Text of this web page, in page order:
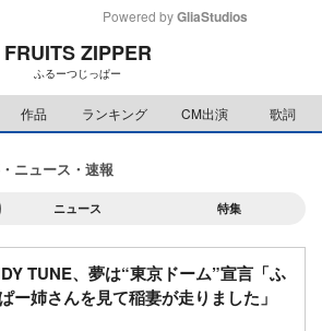
e
Powered by GliaStudios
FRUITS ZIPPER
ふるーつじっぱー
作品 ランキング CM出演 歌詞
ニュース・速報
ニュース 特集
TUNE、夢は“東京ドーム”宣言「ふ
ー姉さんを見て稲妻が走りました」